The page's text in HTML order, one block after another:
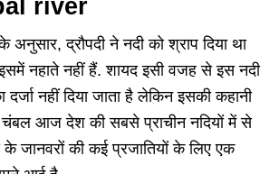
river
अनुसार, द्रौपदी ने नदी को श्राप दिया था
नहाते नहीं हैं. शायद इसी वजह से इस नदी
दर्जा नहीं दिया जाता है लेकिन इसकी कहानी
आज देश की सबसे प्राचीन नदियों में से
जानवरों की कई प्रजातियों के लिए एक